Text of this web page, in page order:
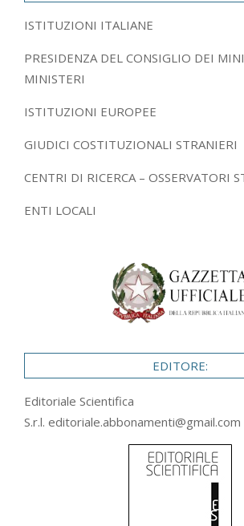
ISTITUZIONI ITALIANE
PRESIDENZA DEL CONSIGLIO DEI
MINISTERI
ISTITUZIONI EUROPEE
GIUDICI COSTITUZIONALI STRANIERI
CENTRI DI RICERCA – OSSERVATORI
ENTI LOCALI
EDITORE:
Editoriale Scientifica
S.r.l. editoriale.abbonamenti@gmail.com